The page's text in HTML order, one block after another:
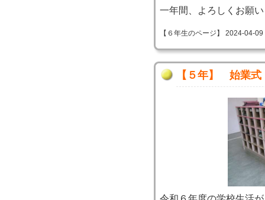
一年間、よろしくお願
【６年生のページ】 2024-04-
【５年】 始業式